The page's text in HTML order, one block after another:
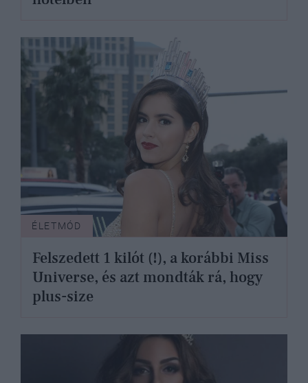
ÉLETMÓD
Felszedett 1 kilót (!), a korábbi Miss
Universe, és azt mondták rá, hogy
plus-size